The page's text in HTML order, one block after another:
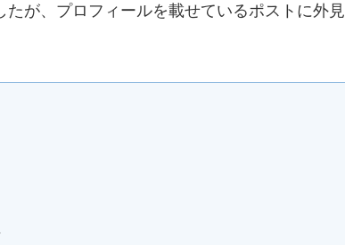
が、プロフィールを載せているポストに外見